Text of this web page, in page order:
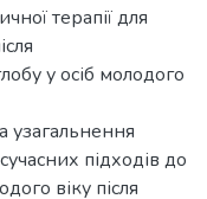
терапії для
у осіб молодого
узагальнення
підходів до
віку після